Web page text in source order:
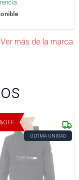
Ver más de la marca
OFF
ÚLTIMA UNIDAD